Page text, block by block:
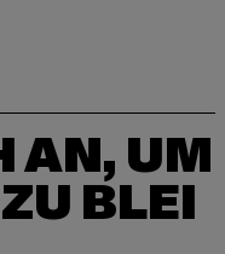
AN, UM
BLEI